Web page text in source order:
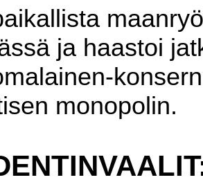
ja haastoi
monopolin.